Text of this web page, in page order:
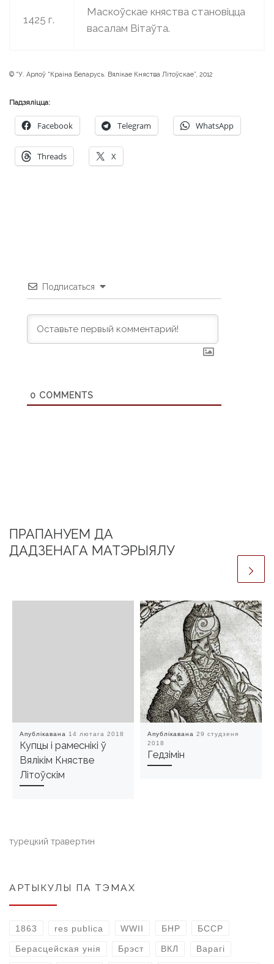
1425 г.
Маскоўскае княства становіцца
васалам Вітаўта.
© “У. Арлоў “Краіна Беларусь. Вялікае Княства Літоўскае”, 2012
Падзяліцца:
Facebook Telegram WhatsApp
Threads X
Подписаться
0 COMMENTS
ПРАПАНУЕМ ДА
ДАДЗЕНАГА МАТЭРЫЯЛУ
Апублікавана 14 лютага 2018
Купцы і рамеснікі ў
Вялікім Княстве
Літоўскім
Апублікавана 29 студзеня
2018
Гедзімін
турецкий травертин
АРТЫКУЛЫ ПА ТЭМАХ
1863 res publica WWII БНР БССР
Берасцейская унія Брэст ВКЛ Варагі